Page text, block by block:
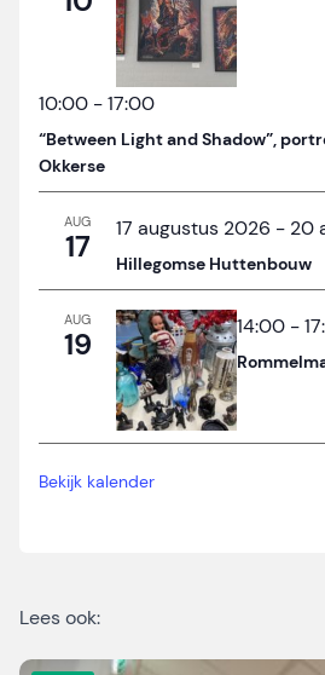
10:00 -17:00
“Between Light and Shadow”,
Okkerse
AUG
17 17 augustus 2026 - 20
Hillegomse Huttenbouw
AUG
19 14:00 -
Bekijk kalender
Lees ook: